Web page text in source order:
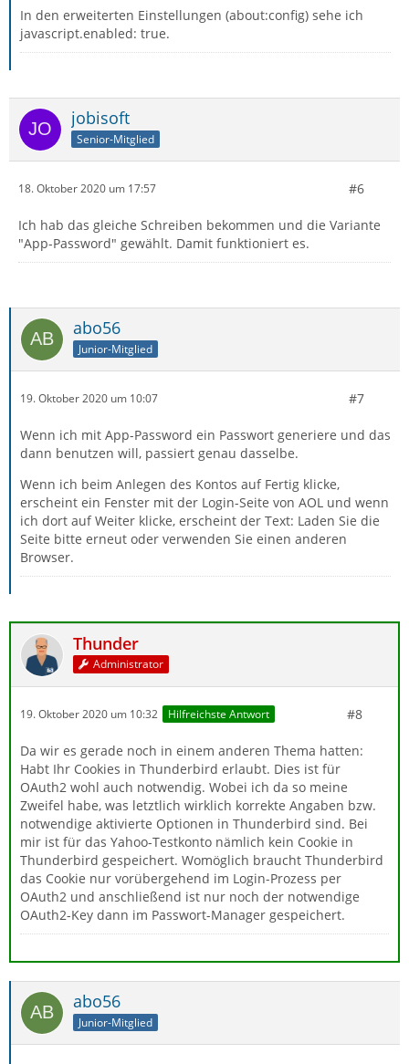
In den erweiterten Einstellungen (about:config) sehe ich
javascript.enabled: true.
jobisoft
Senior-Mitglied
18. Oktober 2020 um 17:57 #6
Ich hab das gleiche Schreiben bekommen und die Variante
"App-Password" gewählt. Damit funktioniert es.
abo56
Junior-Mitglied
19. Oktober 2020 um 10:07 #7
Wenn ich mit App-Password ein Passwort generiere und das
dann benutzen will, passiert genau dasselbe.
Wenn ich beim Anlegen des Kontos auf Fertig klicke,
erscheint ein Fenster mit der Login-Seite von AOL und wenn
ich dort auf Weiter klicke, erscheint der Text: Laden Sie die
Seite bitte erneut oder verwenden Sie einen anderen
Browser.
Thunder
Administrator
19. Oktober 2020 um 10:32 Hilfreichste Antwort #8
Da wir es gerade noch in einem anderen Thema hatten:
Habt Ihr Cookies in Thunderbird erlaubt. Dies ist für
OAuth2 wohl auch notwendig. Wobei ich da so meine
Zweifel habe, was letztlich wirklich korrekte Angaben bzw.
notwendige aktivierte Optionen in Thunderbird sind. Bei
mir ist für das Yahoo-Testkonto nämlich kein Cookie in
Thunderbird gespeichert. Womöglich braucht Thunderbird
das Cookie nur vorübergehend im Login-Prozess per
OAuth2 und anschließend ist nur noch der notwendige
OAuth2-Key dann im Passwort-Manager gespeichert.
abo56
Junior-Mitglied